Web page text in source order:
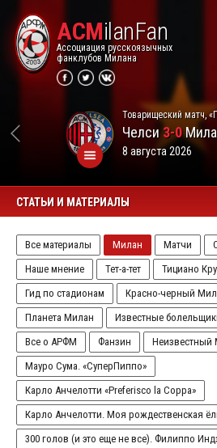
ACMilanFan
Ассоциация русскоязычных
фанклубов Милана
Товарищеский матч,
Челси3-0
8 августа 2026
СТАТЬИ И МАТЕРИАЛЫ
Все материалы Милан Матчи
Наше мнение
Тет-а-тет Тициано
Гид по стадионам
Красно-черный
Планета Милан
Известные
Все о АРФМ
Фанзин
Неизвестный
Мауро Сума. «СуперПиппо»
Карло Анчелотти «Preferisco la Coppa»
Карло Анчелотти. Моя рождественская
300 голов (и это еще не все). Филиппо